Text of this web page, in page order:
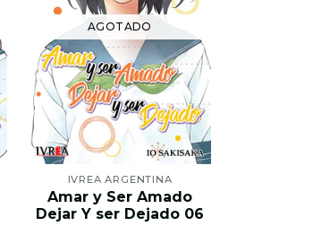
AGOTADO
IVREA ARGENTINA
Amar y Ser Amado
Dejar Y ser Dejado 06